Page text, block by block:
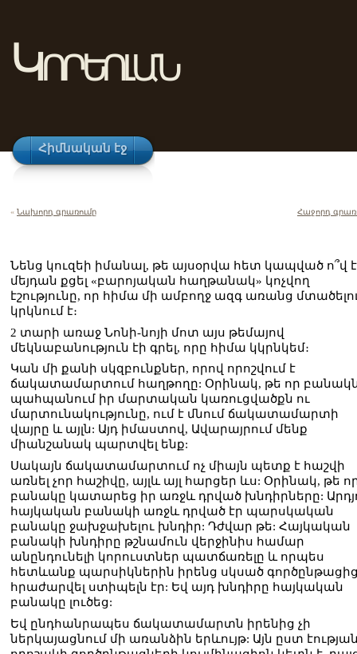
Կորեոլան
Հիմնական էջ
« Նախորդ գրառումը Հաջորդ
Նենց կուզեի իմանալ, թե այսօրվա հետ կապված ո՞վ է
մեյդան քցել «բարոյական հաղթանակ» կոչվող
էշությունը, որ հիմա մի ամբողջ ազգ առանց
կրկնում է։
2 տարի առաջ Նոնի-նոյի մոտ այս թեմայով
մեկնաբանություն էի գրել, որը հիմա կկրնկեմ։
Կան մի քանի սկզբունքներ, որով որոշվում է
ճակատամարտում հաղթողը: Օրինակ, թե որ
պահպանում իր մարտական կառուցվածքն ու
մարտունակությունը, ում է մնում ճակատամարտի
վայրը և այլն: Այդ իմաստով, Ավարայրում մենք
միանշանակ պարտվել ենք:
Սակայն ճակատամարտում ոչ միայն պետք է հաշվի
առնել չոր հաշիվը, այլև այլ հարցեր ևս: Օրինակ, թե
բանակը կատարեց իր առջև դրված խնդիրները:
հայկական բանակի առջև դրված էր պարսկական
բանակը ջախջախելու խնդիր: Դժվար թե: Հայկական
բանակի խնդիրը թշնամուն վերջինիս համար
անընդունելի կորուստներ պատճառելը և որպես
հետևանք պարսիկներին իրենց սկսած
հրաժարվել ստիպելն էր: Եվ այդ խնդիրը հայկական
բանակը լուծեց:
Եվ ընդհանրապես ճակատամարտն իրենից չի
ներկայացնում մի առանձին երևույթ: Այն ըստ